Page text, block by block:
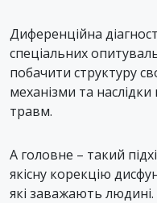
Диференційна
спеціальних
побачити структуру
механізми та
травм.
А головне – такий
якісну корекцію
які заважають людині.